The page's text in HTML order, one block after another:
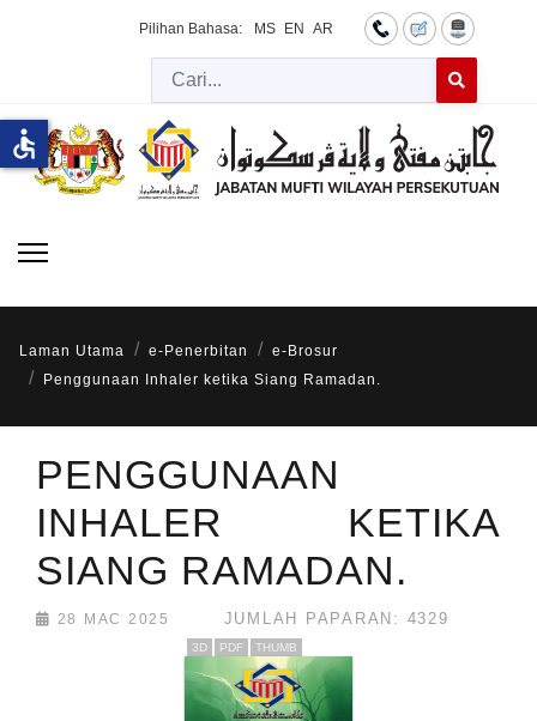
Pilihan Bahasa: MS EN AR
Cari
Laman Utama e-Penerbitan
e-Brosur
Penggunaan Inhaler ketika Siang Ramadan.
PENGGUNAAN
INHALER KETIKA
SIANG RAMADAN.
28 MAC 2025 JUMLAH PAPARAN: 4329
3D PDF THUMB
accessible